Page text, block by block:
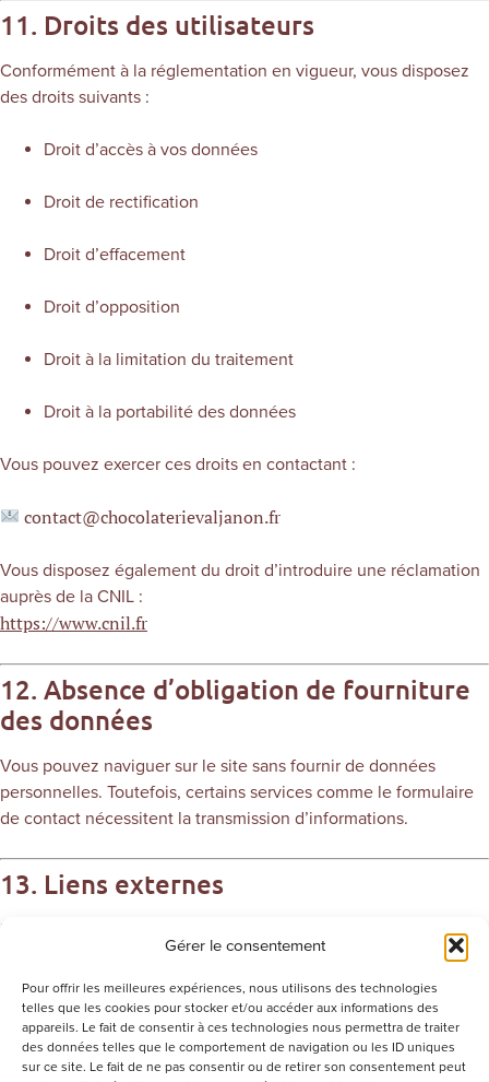
Gérer le consentement
Pour offrir les meilleures expériences, nous utilisons des technologies
telles que les cookies pour stocker et/ou accéder aux informations des
appareils. Le fait de consentir à ces technologies nous permettra de traiter
des données telles que le comportement de navigation ou les ID uniques
sur ce site. Le fait de ne pas consentir ou de retirer son consentement peut
11. Droits des utilisateurs
Conformément à la réglementation en vigueur, vous disposez
des droits suivants :
Droit d’accès à vos données
Droit de rectification
Droit d’effacement
Droit d’opposition
Droit à la limitation du traitement
Droit à la portabilité des données
Vous pouvez exercer ces droits en contactant :
contact@chocolaterievaljanon.fr
Vous disposez également du droit d’introduire une réclamation
auprès de la CNIL :
https://www.cnil.fr
12. Absence d’obligation de fourniture
des données
Vous pouvez naviguer sur le site sans fournir de données
personnelles. Toutefois, certains services comme le formulaire
de contact nécessitent la transmission d’informations.
13. Liens externes
Le site peut contenir des liens vers d’autres sites internet.
Chocolaterie Val Janon ne peut être tenue responsable de leur
politique de confidentialité ni de leur contenu.
14. Modification de la politique